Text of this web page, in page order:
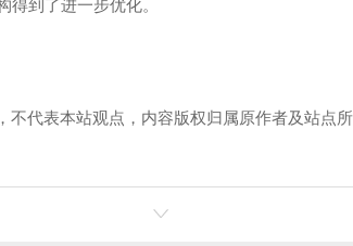
到了进一步优化。
代表本站观点，内容版权归属原作者及站点